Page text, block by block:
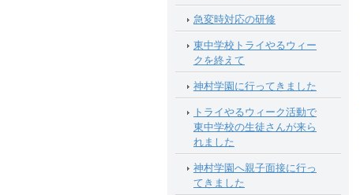
急変時対応の研修
東中学校トライやるウィー
クを終えて
神村学園に行ってきました
トライやるウィーク活動で
東中学校の生徒さんが来ら
れました
神村学園へ親子面接に行っ
てきました